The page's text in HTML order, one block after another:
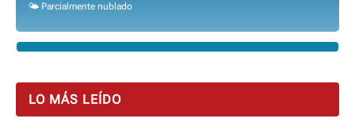
🌤️ Parcialmente nublado
LO MÁS LEÍDO